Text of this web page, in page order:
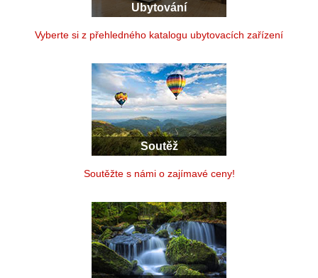
Ubytování
Vyberte si z přehledného katalogu ubytovacích zařízení
Soutěž
Soutěžte s námi o zajímavé ceny!